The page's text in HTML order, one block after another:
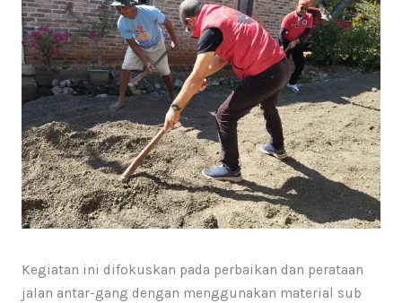
Kegiatan ini difokuskan pada perbaikan dan perataan
jalan antar-gang dengan menggunakan material sub